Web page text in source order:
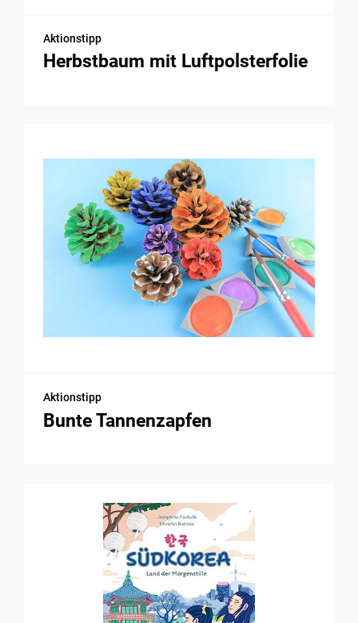
Aktionstipp
Herbstbaum mit Luftpolsterfolie
Aktionstipp
Bunte Tannenzapfen